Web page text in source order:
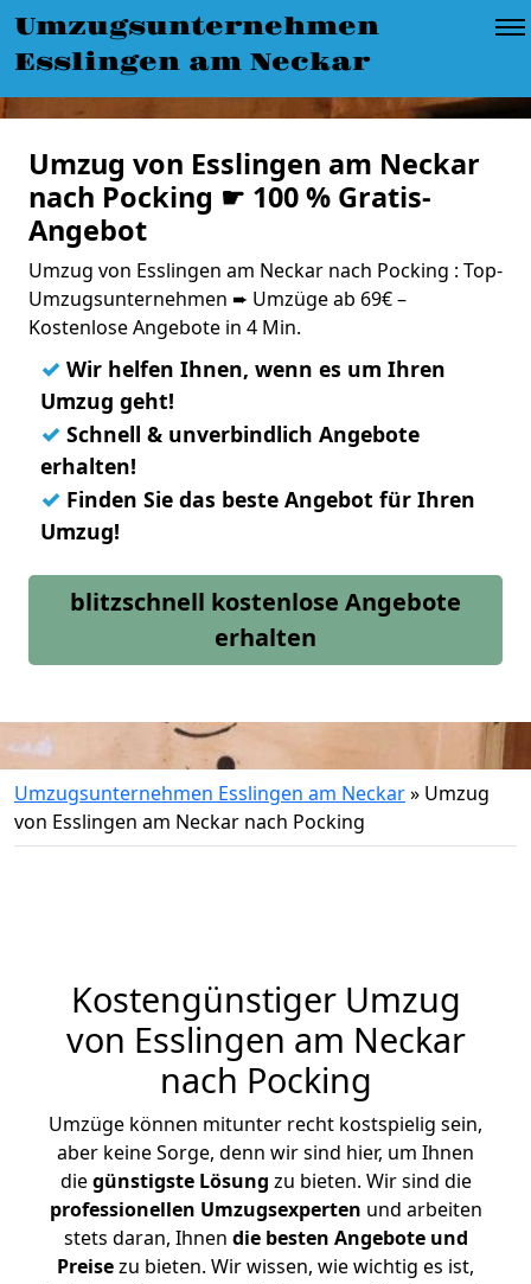
Umzugsunternehmen
Esslingen am Neckar
Umzug von Esslingen am Neckar
nach Pocking ☛ 100 % Gratis-
Angebot
Umzug von Esslingen am Neckar nach Pocking : Top-
Umzugsunternehmen ➨ Umzüge ab 69€ –
Kostenlose Angebote in 4 Min.
✓ Wir helfen Ihnen, wenn es um Ihren
Umzug geht!
✓ Schnell & unverbindlich Angebote
erhalten!
✓ Finden Sie das beste Angebot für Ihren
Umzug!
blitzschnell kostenlose Angebote
erhalten
Umzugsunternehmen Esslingen am Neckar» Umzug
von Esslingen am Neckar nach Pocking
Kostengünstiger Umzug
von Esslingen am Neckar
nach Pocking
Umzüge können mitunter recht kostspielig sein,
aber keine Sorge, denn wir sind hier, um Ihnen
diegünstigste Lösung zu bieten. Wir sind die
professionellen Umzugsexperten und arbeiten
stets daran, Ihnen die besten Angebote und
Preisezu bieten. Wir wissen, wie wichtig es ist,